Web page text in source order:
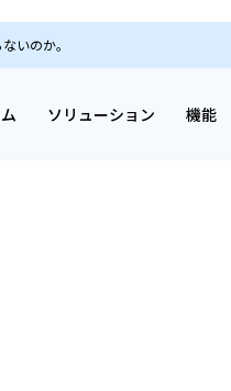
いのか。
ソリューション 機能